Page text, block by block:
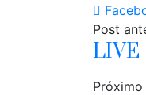
Post
LIVE